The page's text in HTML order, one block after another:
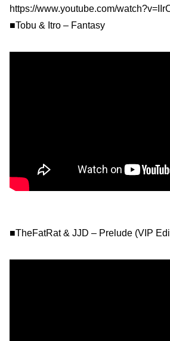
https://www.youtube.com/
■Tobu & Itro – Fantasy
■TheFatRat & JJD – Prelude (VIP